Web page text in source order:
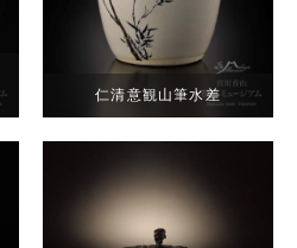
仁清意観山筆水差